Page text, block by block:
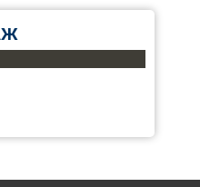
БИО очистки.